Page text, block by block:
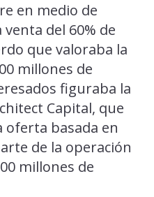
en medio de
del 60% de
que valoraba la
millones de
figuraba la
Capital, que
basada en
de la operación
millones de